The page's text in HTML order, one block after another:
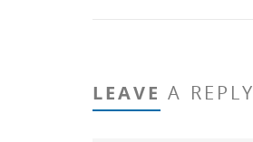
LEAVE A REPLY